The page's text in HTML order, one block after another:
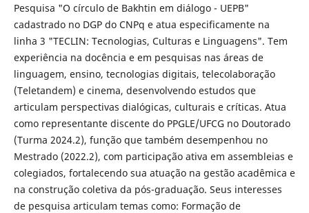
Pesquisa "O círculo de Bakhtin em diálogo - UEPB"
cadastrado no DGP do CNPq e atua especificamente na
linha 3 "TECLIN: Tecnologias, Culturas e Linguagens". Tem
experiência na docência e em pesquisas nas áreas de
linguagem, ensino, tecnologias digitais, telecolaboração
(Teletandem) e cinema, desenvolvendo estudos que
articulam perspectivas dialógicas, culturais e críticas. Atua
como representante discente do PPGLE/UFCG no Doutorado
(Turma 2024.2), função que também desempenhou no
Mestrado (2022.2), com participação ativa em assembleias e
colegiados, fortalecendo sua atuação na gestão acadêmica e
na construção coletiva da pós-graduação. Seus interesses
de pesquisa articulam temas como: Formação de